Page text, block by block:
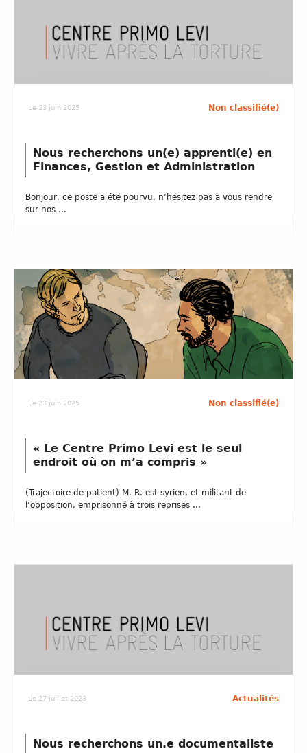
Le 23 juin 2025 Non classifié(e)
Nous recherchons un(e) apprenti(e) en
Finances, Gestion et Administration
Bonjour, ce poste a été pourvu, n’hésitez pas à vous rendre
sur nos ...
Le 23 juin 2025 Non classifié(e)
« Le Centre Primo Levi est le seul
endroit où on m’a compris »
(Trajectoire de patient) M. R. est syrien, et militant de
l’opposition, emprisonné à trois reprises ...
Le 27 juillet 2023 Actualités
Nous recherchons un.e documentaliste